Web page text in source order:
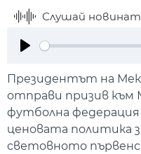
Слушай
Президентът на
отправи призив към
футболна
ценовата политика
световното